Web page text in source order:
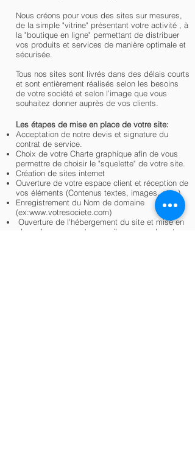
Nous créons pour vous des sites sur mesures,
de la simple "vitrine" présentant votre activité , à
la "boutique en ligne" permettant de distribuer
vos produits et services de manière optimale et
sécurisée.
Tous nos sites sont livrés dans des délais courts
et sont entièrement réalisés selon les besoins
de votre société et selon l’image que vous
souhaitez donner auprès de vos clients.
Les étapes de mise en place de votre site:
Acceptation de notre devis et signature du
contrat de service.
Choix de votre Charte graphique afin de vous
permettre de choisir le "squelette" de votre site.
Création de sites internet
Ouverture de votre espace client et réception de
vos éléments (Contenus textes, images, etc. )
Enregistrement du Nom de domaine
(ex:www.votresociete.com)
Ouverture de l'hébergement du site et mise en
place de vos comptes emails au nom de votre